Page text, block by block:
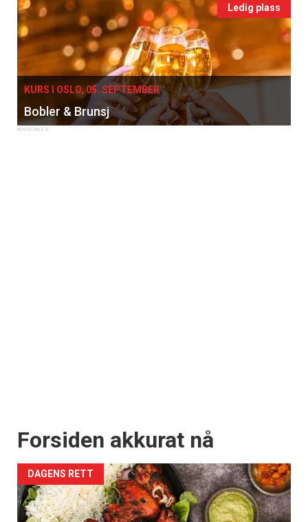
Ledig plass
KURS I OSLO, 05. SEPTEMBER
Bobler & Brunsj
Forsiden akkurat nå
DAGENS RETT